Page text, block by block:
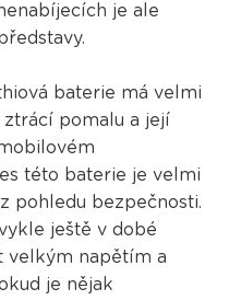
je ale
baterie má velmi
pomalu a její
této baterie je velmi
pohledu bezpečnosti.
ještě v dobé
velkým napětím a
je nějak